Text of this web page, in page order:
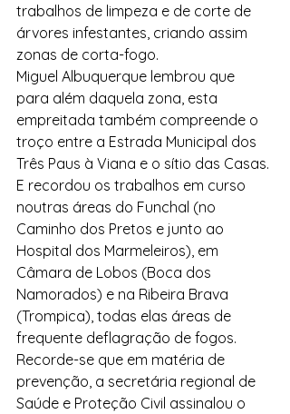
trabalhos de limpeza e de corte de
árvores infestantes, criando assim
zonas de corta-fogo.
Miguel Albuquerque lembrou que
para além daquela zona, esta
empreitada também compreende o
troço entre a Estrada Municipal dos
Três Paus à Viana e o sítio das Casas.
E recordou os trabalhos em curso
noutras áreas do Funchal (no
Caminho dos Pretos e junto ao
Hospital dos Marmeleiros), em
Câmara de Lobos (Boca dos
Namorados) e na Ribeira Brava
(Trompica), todas elas áreas de
frequente deflagração de fogos.
Recorde-se que em matéria de
prevenção, a secretária regional de
Saúde e Proteção Civil assinalou o